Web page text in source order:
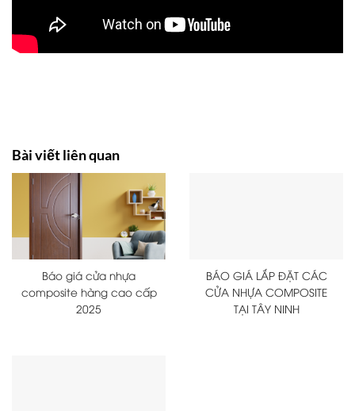
Bài viết liên quan
Báo giá cửa nhựa
composite hàng cao cấp
2025
BÁO GIÁ LẮP ĐẶT CÁC
CỬA NHỰA COMPOSITE
TẠI TÂY NINH